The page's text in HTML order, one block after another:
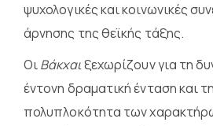
ψυχολογικές και κοινωνικές
άρνησης της θεϊκής τάξης.
ΟιΒάκχαιξεχωρίζουν για τη
έντονη δραματική ένταση και
πολυπλοκότητα των